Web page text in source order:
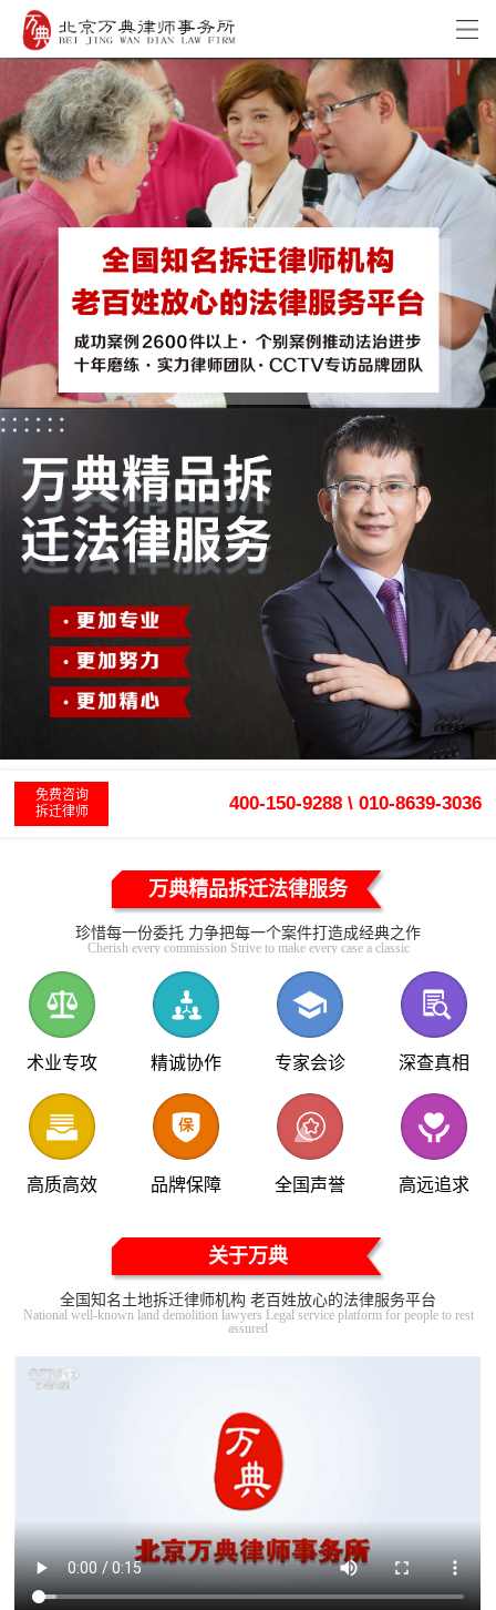
免费咨询
拆迁律师
400-150-9288 \ 010-8639-3036
万典精品拆迁法律服务
珍惜每一份委托 力争把每一个案件打造成经典之作
Cherish every commission Strive to make every case a classic
术业专攻 精诚协作 专家会诊 深查真相
高质高效 品牌保障 全国声誉 高远追求
关于万典
全国知名土地拆迁律师机构 老百姓放心的法律服务平台
National well-known land demolition lawyers Legal service platform for people to rest
assured